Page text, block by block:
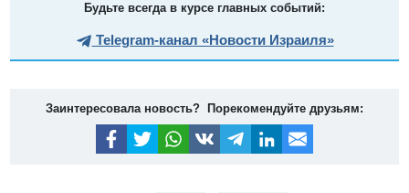
Будьте всегда в курсе главных событий:
Telegram-канал «Новости Израиля»
Заинтересовала новость? Порекомендуйте друзьям: